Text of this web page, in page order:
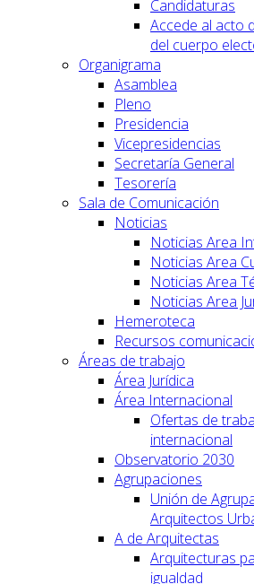
Candidaturas
Accede al acto
del cuerpo
Organigrama
Asamblea
Pleno
Presidencia
Vicepresidencias
Secretaría General
Tesorería
Sala de Comunicación
Noticias
Noticias Area
Noticias Area
Noticias Area
Noticias Area
Hemeroteca
Recursos
Áreas de trabajo
Área Jurídica
Área Internacional
Ofertas de
internacional
Observatorio 2030
Agrupaciones
Unión de
Arquitectos
A de Arquitectas
Arquitecturas
igualdad